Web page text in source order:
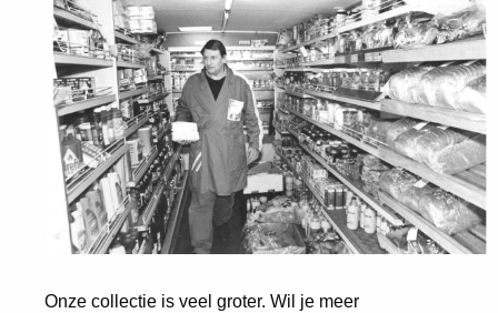
Onze collectie is veel groter. Wil je meer